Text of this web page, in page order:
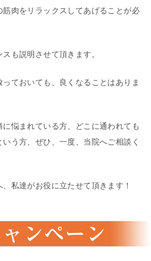
筋肉をリラックスしてあげることが必
も説明させて頂きます。
ておいても、良くなることはありま
悩まれている方、どこに通われても
う方、ぜひ、一度、当院へご相談く
私達がお役に立たせて頂きます！